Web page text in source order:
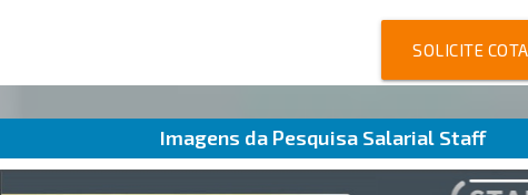
SOLICITE
Imagens da Pesquisa Salarial Staff